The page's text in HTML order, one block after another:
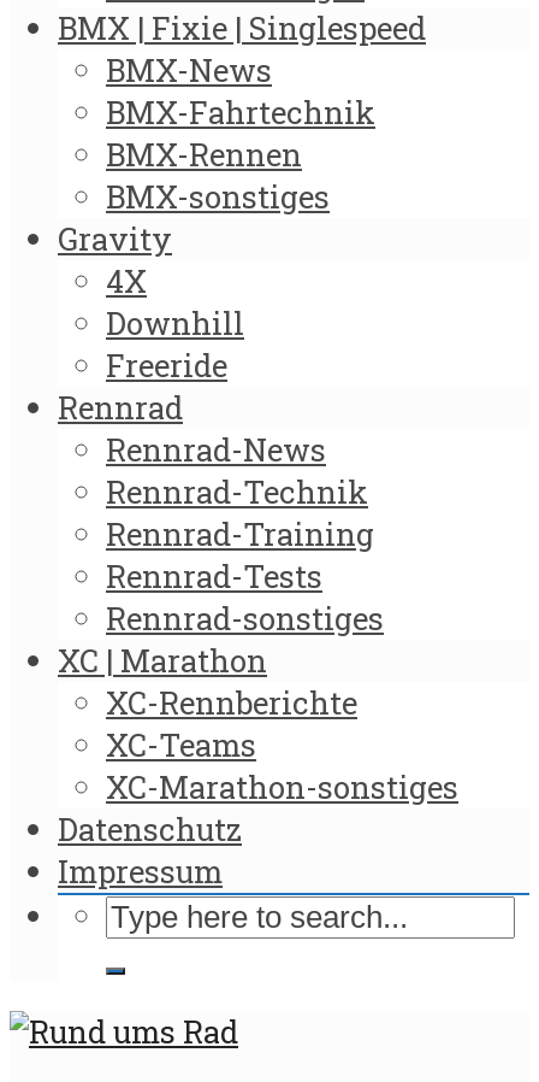
BMX | Fixie | Singlespeed
BMX-News
BMX-Fahrtechnik
BMX-Rennen
BMX-sonstiges
Gravity
4X
Downhill
Freeride
Rennrad
Rennrad-News
Rennrad-Technik
Rennrad-Training
Rennrad-Tests
Rennrad-sonstiges
XC | Marathon
XC-Rennberichte
XC-Teams
XC-Marathon-sonstiges
Datenschutz
Impressum